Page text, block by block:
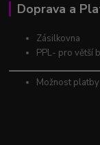
Doprava a
Zásilkovna
PPL- pro větší
Možnost